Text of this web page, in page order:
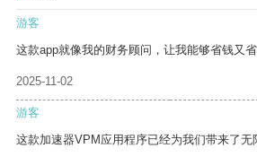
游客
这款app就像我的财务顾问，让我能够省钱又省
2025-11-02
游客
这款加速器VPM应用程序已经为我们带来了无